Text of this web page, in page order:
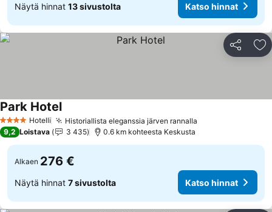
Näytä hinnat 13 sivustolta Katso hinnat
Jaa
4 Tähtiluokitus
Hotelli Historiallista eleganssia järven rannalla
Park HotelKatso hinnat
9,2 Loistava 3 435 0.6 km kohteesta Keskusta
Alkaen 276 €
Näytä hinnat 7 sivustolta Katso hinnat